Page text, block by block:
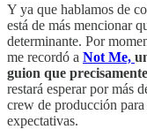
Y ya que hablamos de
está de más mencionar
determinante. Por
me recordó a Not Me,
guion que
restará esperar por más
crew de producción para
expectativas.